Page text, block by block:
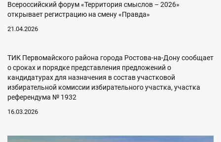
Всероссийский форум «Территория смыслов – 2026»
открывает регистрацию на смену «Правда»
21.04.2026
ТИК Первомайского района города Ростова-на-Дону сообщает
о сроках и порядке представления предложений о
кандидатурах для назначения в состав участковой
избирательной комиссии избирательного участка, участка
референдума № 1932
16.03.2026